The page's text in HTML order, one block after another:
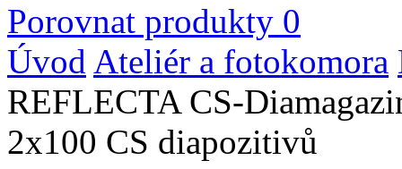
Porovnat produkty 0
Úvod Ateliér a fotokomora
REFLECTA CS-
2x100 CS diapozitivů